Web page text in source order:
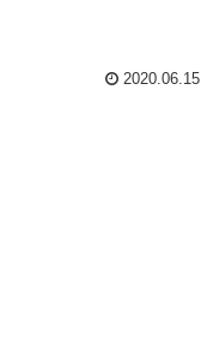
2020.06.15